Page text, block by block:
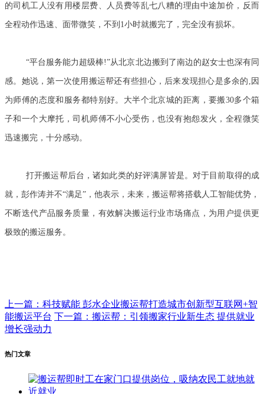
的司机工人没有用楼层费、人员费等乱七八糟的理由中途加价，反而
全程动作迅速、面带微笑，不到1小时就搬完了，完全没有损坏。
“平台服务能力超级棒!”从北京北边搬到了南边的赵女士也深有同
感。她说，第一次使用搬运帮还有些担心，后来发现担心是多余的,因
为师傅的态度和服务都特别好。大半个北京城的距离，要搬30多个箱
子和一个大摩托，司机师傅不小心受伤，也没有抱怨发火，全程微笑
迅速搬完，十分感动。
打开搬运帮后台，诸如此类的好评满屏皆是。对于目前取得的成
就，彭作涛并不“满足”，他表示，未来，搬运帮将搭载人工智能优势，
不断迭代产品服务质量，有效解决搬运行业市场痛点，为用户提供更
极致的搬运服务。
上一篇：科技赋能 彭水企业搬运帮打造城市创新型互联网+智
能搬运平台 下一篇：搬运帮：引领搬家行业新生态 提供就业
增长强动力
热门文章